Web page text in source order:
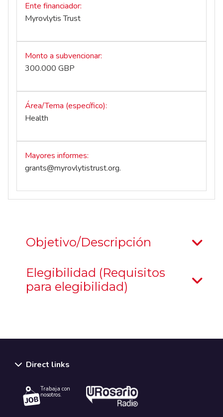
Ente financiador
Myrovlytis Trust
Monto a subvencionar
300.000 GBP
Área/Tema (específico)
Health
Mayores informes
grants@myrovlytistrust.org.
Objetivo/Descripción
Elegibilidad (Requisitos
para elegibilidad)
Direct links
Trabaja con
nosotros.